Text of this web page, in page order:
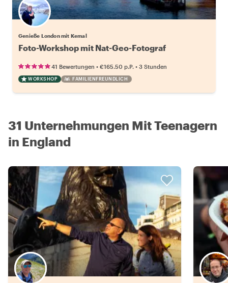
Genieße London mit Kemal
Foto-Workshop mit Nat-Geo-Fotograf
41 Bewertungen • €165.50 p.P. • 3 Stunden
WORKSHOP FAMILIENFREUNDLICH
31 Unternehmungen Mit Teenagern
in England
Wähle deinen Lieblingsgastgeber